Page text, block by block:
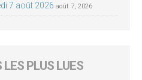
7 août 2026 août 7, 2026
PLUS LUES